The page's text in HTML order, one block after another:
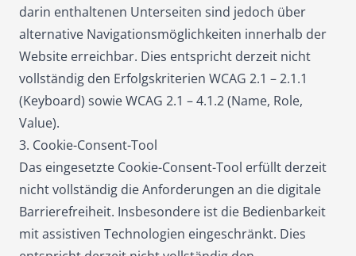
darin enthaltenen Unterseiten sind jedoch über
alternative Navigationsmöglichkeiten innerhalb der
Website erreichbar. Dies entspricht derzeit nicht
vollständig den Erfolgskriterien WCAG 2.1 – 2.1.1
(Keyboard) sowie WCAG 2.1 – 4.1.2 (Name, Role,
Value).
3. Cookie-Consent-Tool
Das eingesetzte Cookie-Consent-Tool erfüllt derzeit
nicht vollständig die Anforderungen an die digitale
Barrierefreiheit. Insbesondere ist die Bedienbarkeit
mit assistiven Technologien eingeschränkt. Dies